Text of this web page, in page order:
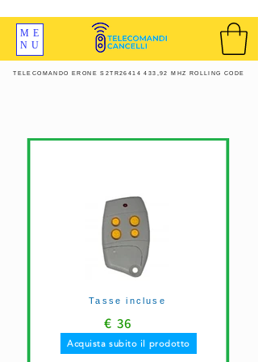
ME
NU
TELECOMANDO ERONE S2TR26414 433,92 MHZ ROLLING CODE
€ 36
Acquista subito il prodotto
Tasse incluse